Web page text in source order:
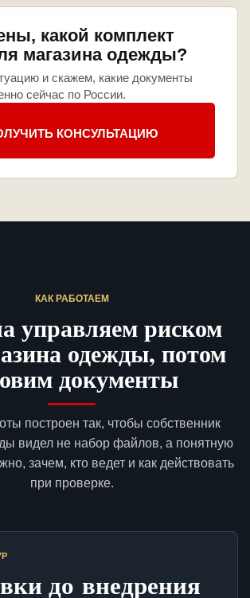
какой комплект
магазина одежды?
и скажем, какие документы
сейчас по России.
КОНСУЛЬТАЦИЮ
КАК РАБОТАЕМ
управляем риском
одежды, потом
документы
построен так, чтобы собственник
видел не набор файлов, а понятную
зачем, кто ведет и как действовать
при проверке.
до внедрения